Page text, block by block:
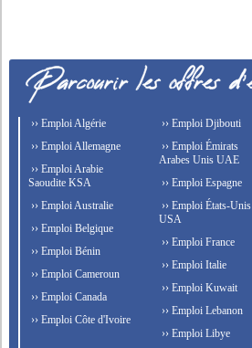
›› Emploi Algérie
›› Emploi Allemagne
›› Emploi Arabie
Saoudite KSA
›› Emploi Australie
›› Emploi Belgique
›› Emploi Bénin
›› Emploi Cameroun
›› Emploi Canada
›› Emploi Côte d'Ivoire
›› Emploi Djibouti
›› Emploi Émirats
Arabes Unis UAE
›› Emploi Espagne
›› Emploi États-Unis
USA
›› Emploi France
›› Emploi Italie
›› Emploi Kuwait
›› Emploi Lebanon
›› Emploi Libye